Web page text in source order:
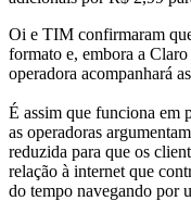
Oi e TIM confirmaram
formato e, embora a
operadora acompanhará
É assim que funciona em
as operadoras
reduzida para que os
relação à internet que
do tempo navegando por